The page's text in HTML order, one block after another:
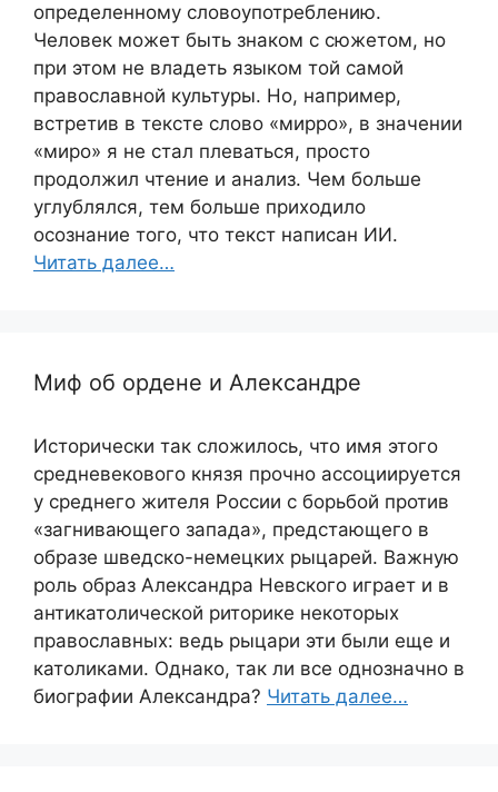
определенному словоупотреблению.
Человек может быть знаком с сюжетом, но
при этом не владеть языком той самой
православной культуры. Но, например,
встретив в тексте слово «мирро», в значении
«миро» я не стал плеваться, просто
продолжил чтение и анализ. Чем больше
углублялся, тем больше приходило
осознание того, что текст написан ИИ.
Читать далее…
Миф об ордене и Александре
Исторически так сложилось, что имя этого
средневекового князя прочно ассоциируется
у среднего жителя России с борьбой против
«загнивающего запада», предстающего в
образе шведско-немецких рыцарей. Важную
роль образ Александра Невского играет и в
антикатолической риторике некоторых
православных: ведь рыцари эти были еще и
католиками. Однако, так ли все однозначно в
биографии Александра? Читать далее…